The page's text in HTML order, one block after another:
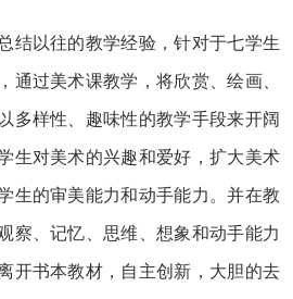
结以往的教学经验，针对于七学生
通过美术课教学，将欣赏、绘画、
多样性、趣味性的教学手段来开阔
生对美术的兴趣和爱好，扩大美术
生的审美能力和动手能力。并在教
察、记忆、思维、想象和动手能力
开书本教材，自主创新，大胆的去